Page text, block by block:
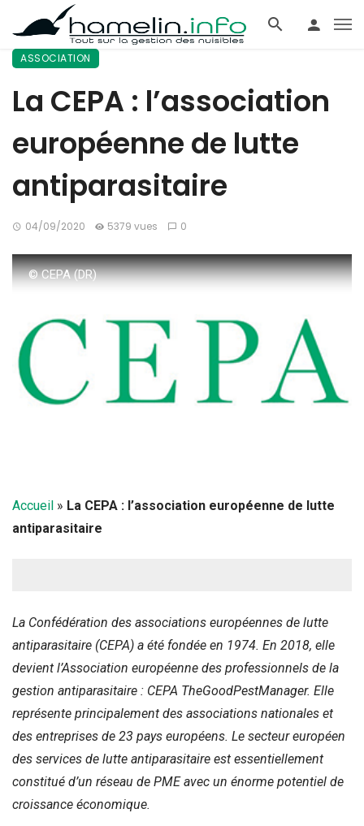
ASSOCIATION
La CEPA : l’association
européenne de lutte
antiparasitaire
04/09/2020 5379 vues 0
© CEPA (DR)
Accueil » La CEPA : l’association européenne de lutte
antiparasitaire
La Confédération des associations européennes de lutte
antiparasitaire (CEPA) a été fondée en 1974. En 2018, elle
devient l’Association européenne des professionnels de la
gestion antiparasitaire : CEPA TheGoodPestManager. Elle
représente principalement des associations nationales et
des entreprises de 23 pays européens. Le secteur européen
des services de lutte antiparasitaire est essentiellement
constitué d’un réseau de PME avec un énorme potentiel de
croissance économique.